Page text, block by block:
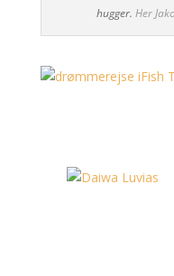
hugger.Her